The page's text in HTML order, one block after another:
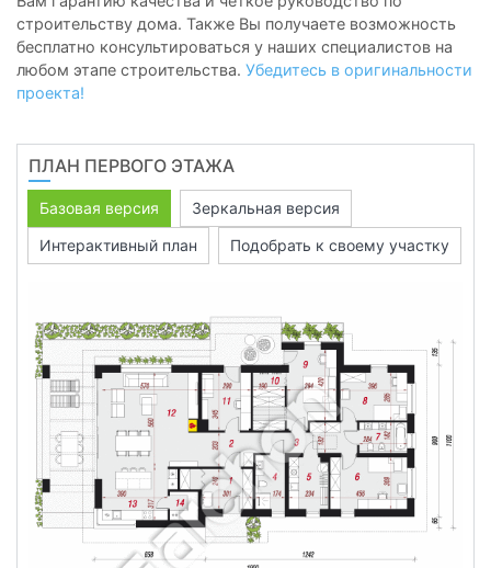
строительству дома. Также Вы получаете возможность
бесплатно консультироваться у наших специалистов на
любом этапе строительства. Убедитесь в оригинальности
проекта!
ПЛАН ПЕРВОГО ЭТАЖА
Базовая версия
Зеркальная версия
Интерактивный план
Подобрать к своему участку